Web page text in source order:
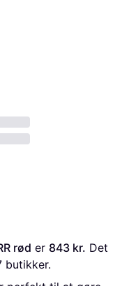
rød er 843 kr. Det
butikker.